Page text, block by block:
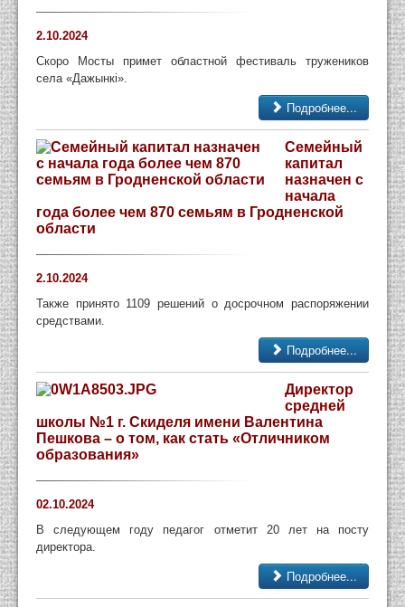
2.10.2024
Скоро Мосты примет областной фестиваль тружеников
села «Дажынкі».
Подробнее...
Семейный
капитал
назначен с
начала
года более чем 870 семьям в Гродненской
области
2.10.2024
Также принято 1109 решений о досрочном распоряжении
средствами.
Подробнее...
Директор
средней
школы №1 г. Скиделя имени Валентина
Пешкова – о том, как стать «Отличником
образования»
02.10.2024
В следующем году педагог отметит 20 лет на посту
директора.
Подробнее...